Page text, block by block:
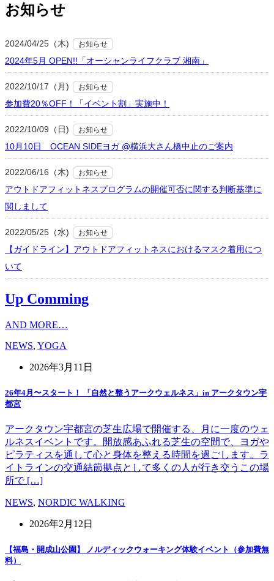
お知らせ
2024/04/25（木) お知らせ
2024年5月 OPEN!!「オーシャンライフクラブ 湘南」
2022/10/17（月) お知らせ
参加費20％OFF！「イベント割」実施中！
2022/10/09（日) お知らせ
10月10日 OCEAN SIDEヨガ @横浜大さん橋中止のご案内
2022/06/16（木) お知らせ
アウトドアフィットネスプログラムの開催可否に関する判断基準に
関しまして
2022/05/25（水) お知らせ
【ガイドライン】アウトドアフィットネスにおけるマスク着用につ
いて
Up Comming
AND MORE…
NEWS, YOGA
2026年3月11日
26年4月〜スタート！ 「自然と整うアークウェルネス」in アークタウン宇
都宮
アークタウン宇都宮の芝生広場で開催する、月に一度のウェ
ルネスイベントです。開放感あふれる芝生の空間で、ヨガや
ピラティスを通して心と身体を整える時間を過ごします。ラ
イトラインの交通結節拠点として多くの人が行き交うこの場
所で […]
NEWS, NORDIC WALKING
2026年2月12日
【福島・開成山公園】 ノルディックウォーキング体験イベント（参加費無
料）